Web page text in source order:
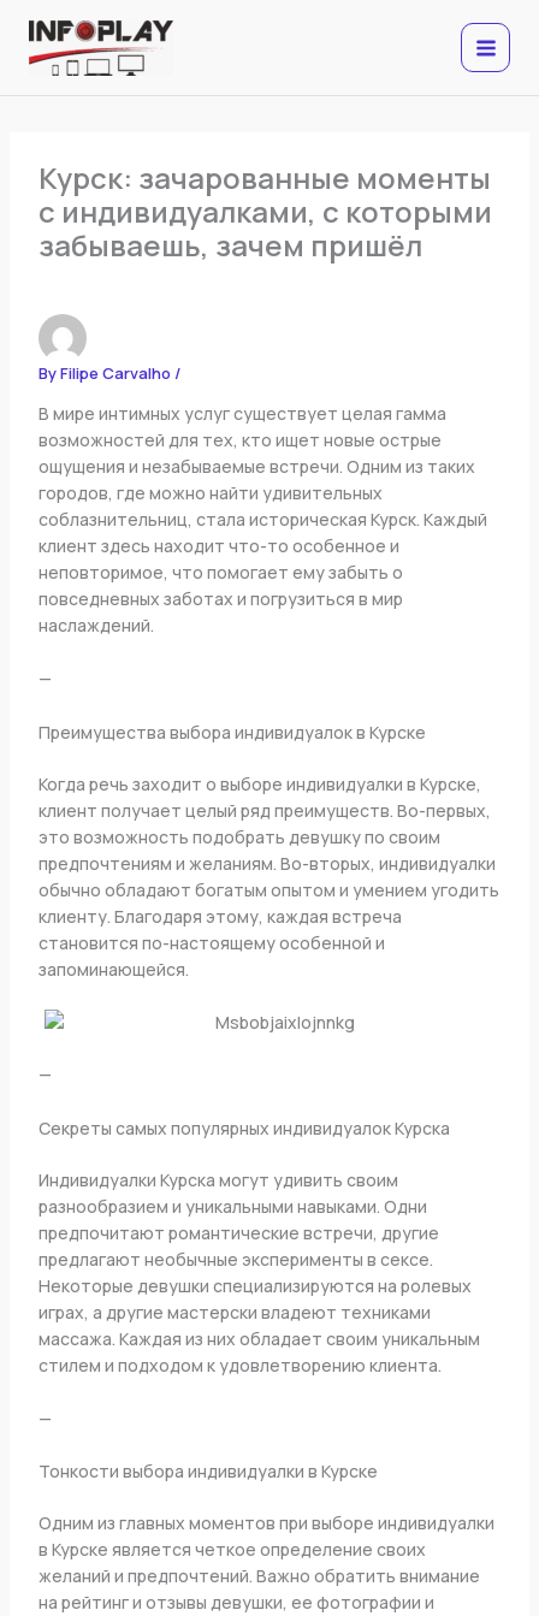
content
Курск: зачарованные моменты
с индивидуалками, с которыми
забываешь, зачем пришёл
ByFilipe Carvalho /
В мире интимных услуг существует целая гамма
возможностей для тех, кто ищет новые острые
ощущения и незабываемые встречи. Одним из таких
городов, где можно найти удивительных
соблазнительниц, стала историческая Курск. Каждый
клиент здесь находит что-то особенное и
неповторимое, что помогает ему забыть о
повседневных заботах и погрузиться в мир
наслаждений.
—
Преимущества выбора индивидуалок в Курске
Когда речь заходит о выборе индивидуалки в Курске,
клиент получает целый ряд преимуществ. Во-первых,
это возможность подобрать девушку по своим
предпочтениям и желаниям. Во-вторых, индивидуалки
обычно обладают богатым опытом и умением угодить
клиенту. Благодаря этому, каждая встреча
становится по-настоящему особенной и
запоминающейся.
—
Секреты самых популярных индивидуалок Курска
Индивидуалки Курска могут удивить своим
разнообразием и уникальными навыками. Одни
предпочитают романтические встречи, другие
предлагают необычные эксперименты в сексе.
Некоторые девушки специализируются на ролевых
играх, а другие мастерски владеют техниками
массажа. Каждая из них обладает своим уникальным
стилем и подходом к удовлетворению клиента.
—
Тонкости выбора индивидуалки в Курске
Одним из главных моментов при выборе индивидуалки
в Курске является четкое определение своих
желаний и предпочтений. Важно обратить внимание
на рейтинг и отзывы девушки, ее фотографии и